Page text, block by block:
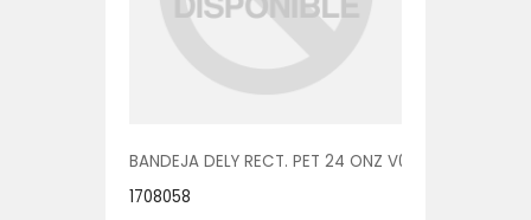
BANDEJA DELY RECT. PET 24 ONZ V00555 1/400
1708058